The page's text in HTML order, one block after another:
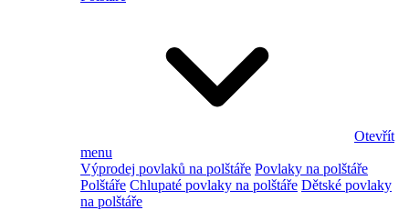
Otevřít
menu
Výprodej povlaků na polštáře Povlaky na polštáře
Polštáře Chlupaté povlaky na polštáře Dětské povlaky
na polštáře